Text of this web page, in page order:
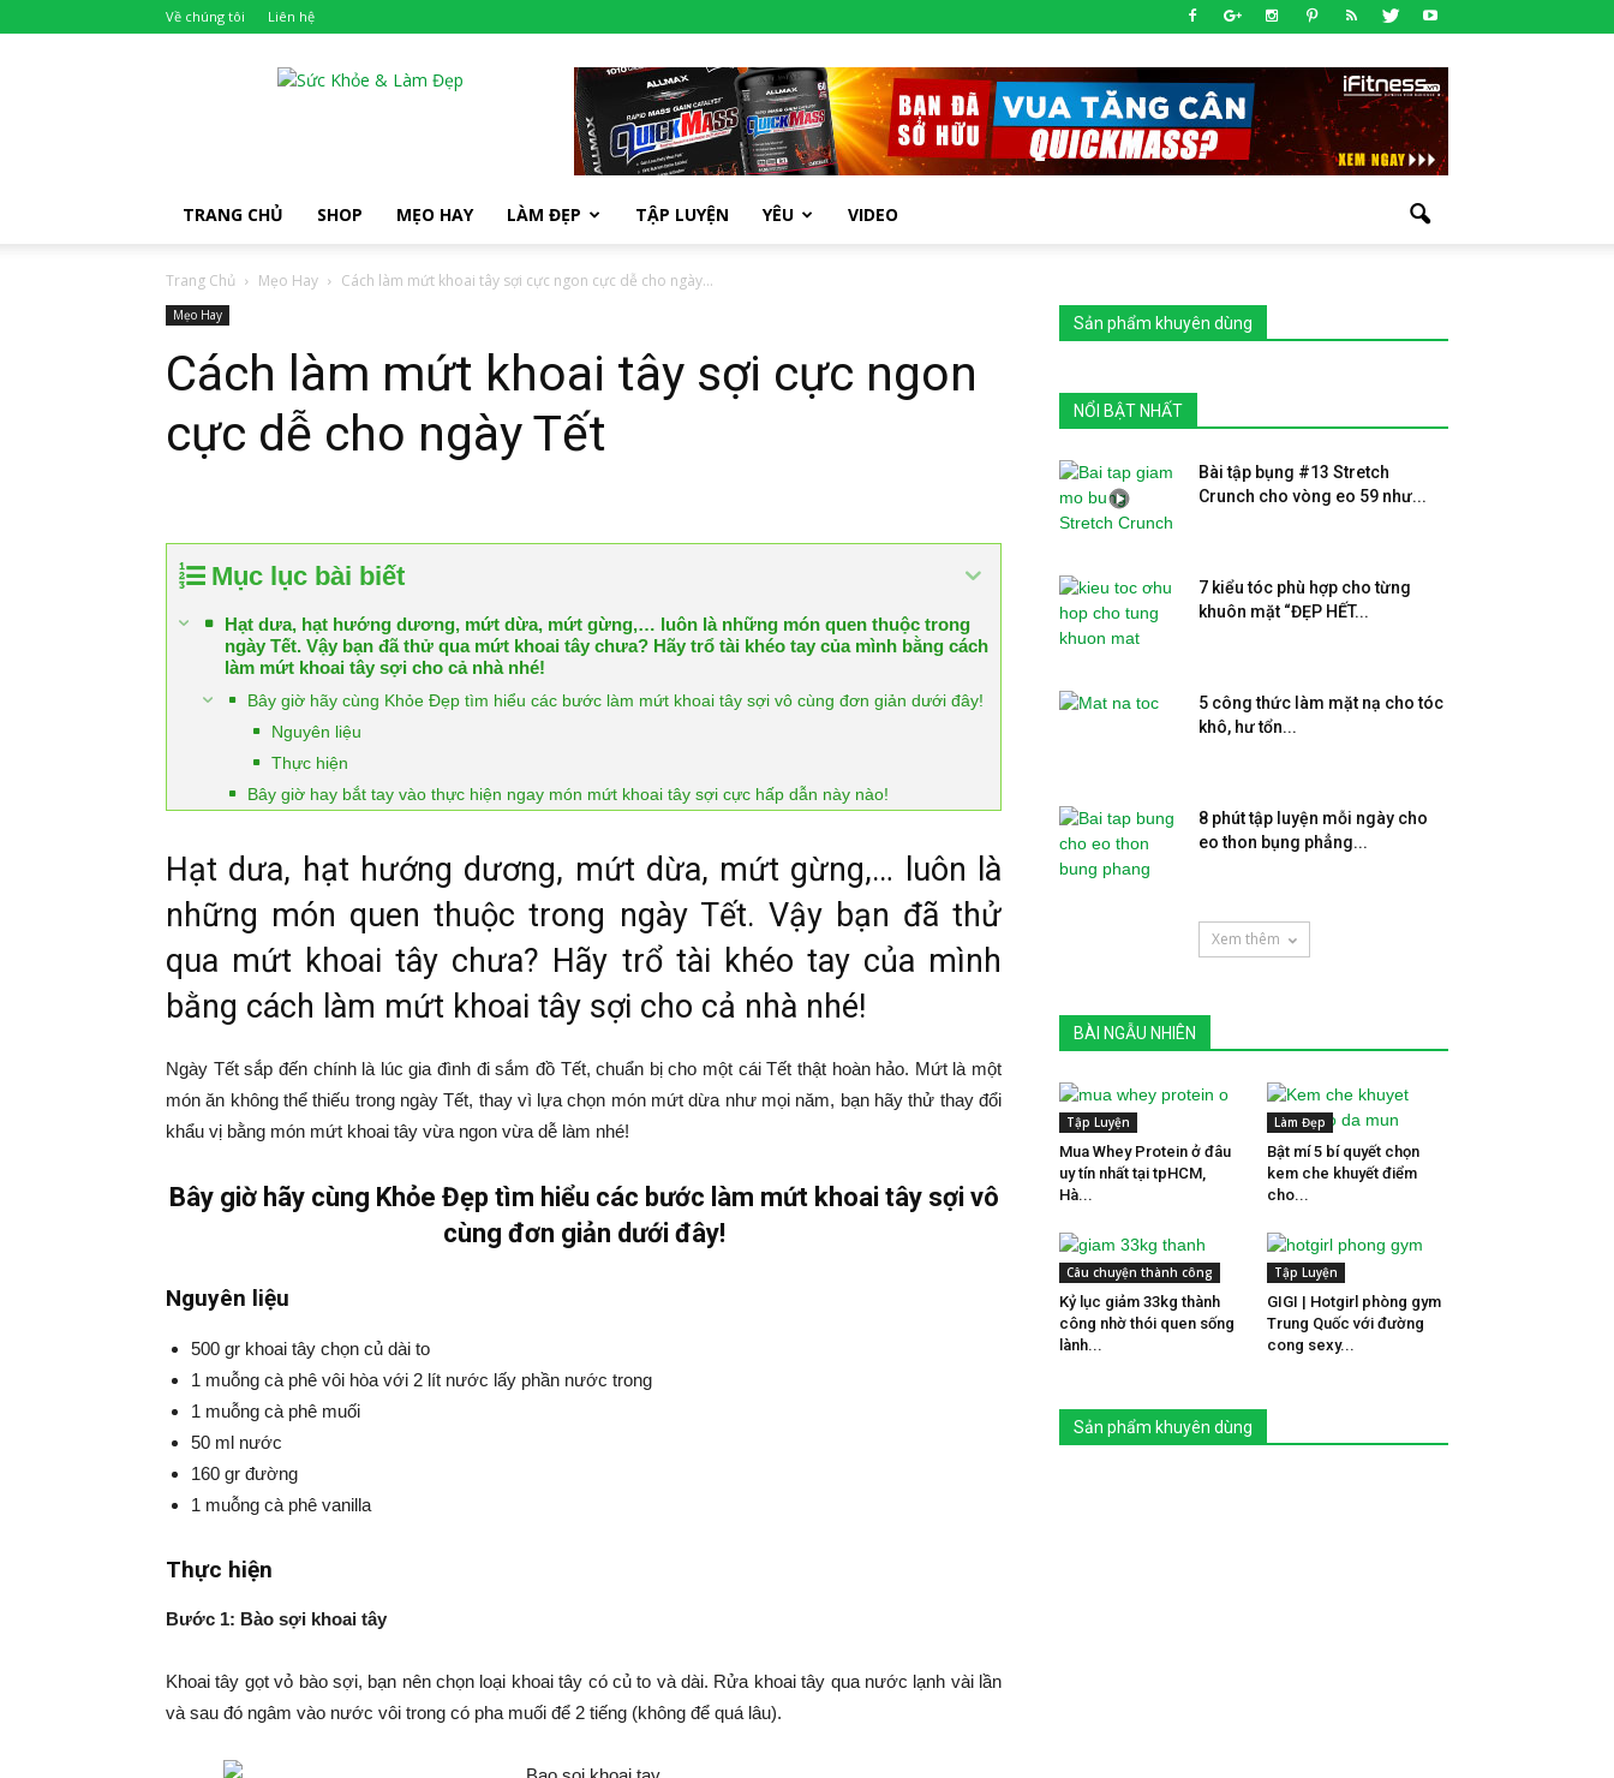
Về chúng tôi Liên hệ
TRANG CHỦ SHOP MẸO HAY LÀM ĐẸP TẬP LUYỆN YÊU VIDEO
Trang Chủ Mẹo Hay Cách làm mứt khoai tây sợi cực ngon cực dễ cho ngày...
Mẹo Hay
Cách làm mứt khoai tây sợi cực ngon
cực dễ cho ngày Tết
Mục lục bài biết
Hạt dưa, hạt hướng dương, mứt dừa, mứt gừng,… luôn là những món quen thuộc trong
ngày Tết. Vậy bạn đã thử qua mứt khoai tây chưa? Hãy trổ tài khéo tay của mình bằng cách
làm mứt khoai tây sợi cho cả nhà nhé!
Bây giờ hãy cùng Khỏe Đẹp tìm hiểu các bước làm mứt khoai tây sợi vô cùng đơn giản dưới đây!
Nguyên liệu
Thực hiện
Bây giờ hay bắt tay vào thực hiện ngay món mứt khoai tây sợi cực hấp dẫn này nào!
Hạt dưa, hạt hướng dương, mứt dừa, mứt gừng,… luôn là
những món quen thuộc trong ngày Tết. Vậy bạn đã thử
qua mứt khoai tây chưa? Hãy trổ tài khéo tay của mình
bằng cách làm mứt khoai tây sợi cho cả nhà nhé!
Ngày Tết sắp đến chính là lúc gia đình đi sắm đồ Tết, chuẩn bị cho một cái Tết thật hoàn hảo. Mứt là một
món ăn không thể thiếu trong ngày Tết, thay vì lựa chọn món mứt dừa như mọi năm, bạn hãy thử thay đổi
khẩu vị bằng món mứt khoai tây vừa ngon vừa dễ làm nhé!
Bây giờ hãy cùng Khỏe Đẹp tìm hiểu các bước làm mứt khoai tây sợi vô
cùng đơn giản dưới đây!
Nguyên liệu
500 gr khoai tây chọn củ dài to
1 muỗng cà phê vôi hòa với 2 lít nước lấy phần nước trong
1 muỗng cà phê muối
50 ml nước
160 gr đường
1 muỗng cà phê vanilla
Thực hiện
Bước 1: Bào sợi khoai tây
Khoai tây gọt vỏ bào sợi, bạn nên chọn loại khoai tây có củ to và dài. Rửa khoai tây qua nước lạnh vài lần
và sau đó ngâm vào nước vôi trong có pha muối để 2 tiếng (không để quá lâu).
Sản phẩm khuyên dùng
NỔI BẬT NHẤT
Bài tập bụng #13 Stretch
Crunch cho vòng eo 59 như...
7 kiểu tóc phù hợp cho từng
khuôn mặt “ĐẸP HẾT...
5 công thức làm mặt nạ cho tóc
khô, hư tổn...
8 phút tập luyện mỗi ngày cho
eo thon bụng phẳng...
Xem thêm
BÀI NGẪU NHIÊN
Tập Luyện
Mua Whey Protein ở đâu
uy tín nhất tại tpHCM,
Hà...
Làm Đẹp
Bật mí 5 bí quyết chọn
kem che khuyết điểm
cho...
Câu chuyện thành công
Kỷ lục giảm 33kg thành
công nhờ thói quen sống
lành...
Tập Luyện
GIGI | Hotgirl phòng gym
Trung Quốc với đường
cong sexy...
Sản phẩm khuyên dùng